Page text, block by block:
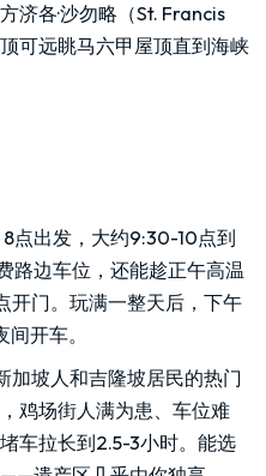
济各·沙勿略（St. Francis
可远眺马六甲屋顶直到海峡
8点出发，大约9:30-10点到
边车位，还能趁正午高温
开门。玩满一整天后，下午
开车。
加坡人和吉隆坡居民的热门
鸡场街人满为患、车位难
车拉长到2.5-3小时。能选